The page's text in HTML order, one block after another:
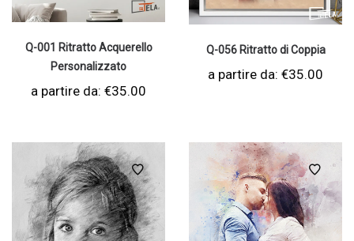
Q-001 Ritratto Acquerello
Personalizzato
a partire da: €35.00
Q-056 Ritratto di Coppia
a partire da: €35.00